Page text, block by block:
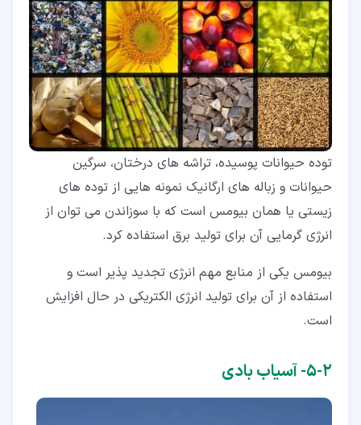
توده حیوانات پوسیده، تراشه های درختان، سرگین
حیوانات و زباله های ارگانیک نمونه هایی از توده های
زیستی یا همان بیومس است که با سوزاندن می توان از
انرژی گرمایی آن برای تولید برق استفاده کرد.
بیومس یکی از منابع مهم انرژی تجدید پذیر است و
استفاده از آن برای تولید انرژی الکتریکی در حال افزایش
است.
۲‏-‏۵‏- آسیاب بادی